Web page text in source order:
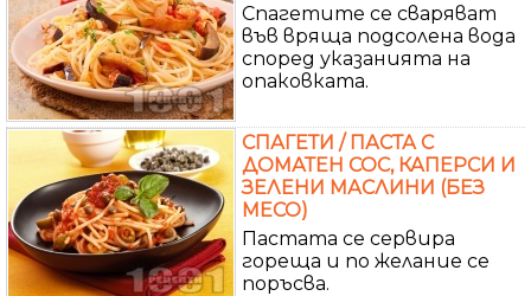
Спагетите се сваряват
във вряща подсолена вода
според указанията на
опаковката.
СПАГЕТИ / ПАСТА С
ДОМАТЕН СОС, КАПЕРСИ И
ЗЕЛЕНИ МАСЛИНИ (БЕЗ
МЕСО)
Пастата се сервира
гореща и по желание се
поръсва.